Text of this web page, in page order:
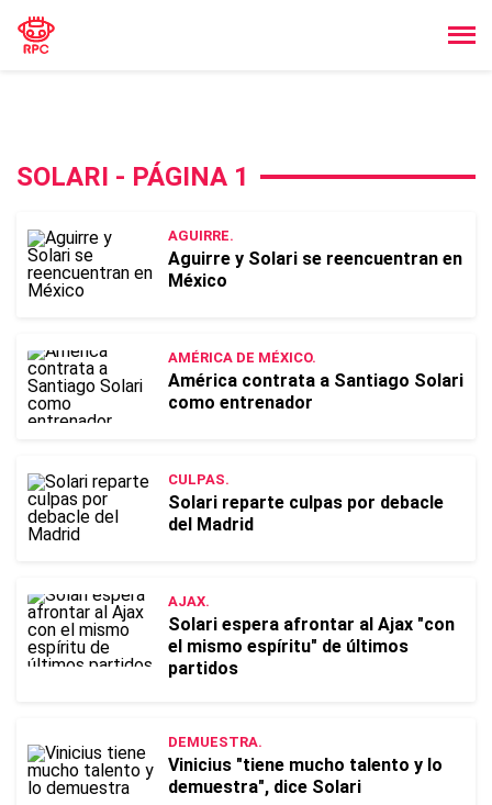
SOLARI - PÁGINA 1
AGUIRRE.
Aguirre y Solari se reencuentran en
México
AMÉRICA DE MÉXICO.
América contrata a Santiago Solari
como entrenador
CULPAS.
Solari reparte culpas por debacle
del Madrid
AJAX.
Solari espera afrontar al Ajax "con
el mismo espíritu" de últimos
partidos
DEMUESTRA.
Vinicius "tiene mucho talento y lo
demuestra", dice Solari